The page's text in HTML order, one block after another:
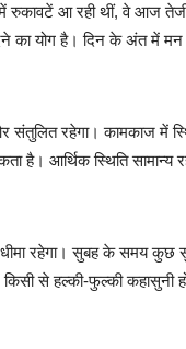
में रुकावटें आ रही थीं, वे आज
का योग है। दिन के अंत में
संतुलित रहेगा। कामकाज में
है। आर्थिक स्थिति सामान्य
धीमा रहेगा। सुबह के समय
में किसी से हल्की-फुल्की